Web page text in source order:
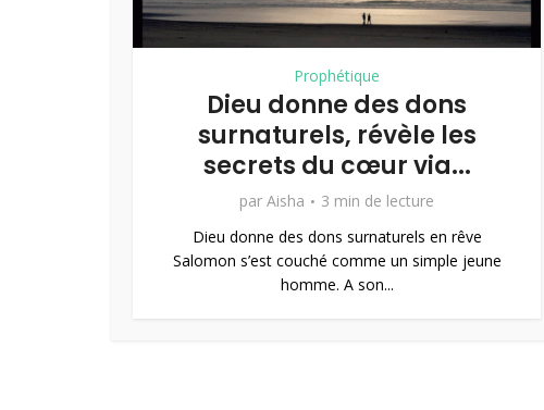
Prophétique
Dieu donne des dons
surnaturels, révèle les
secrets du cœur via...
par Aisha
3 min de lecture
Dieu donne des dons surnaturels en rêve
Salomon s’est couché comme un simple jeune
homme. A son...